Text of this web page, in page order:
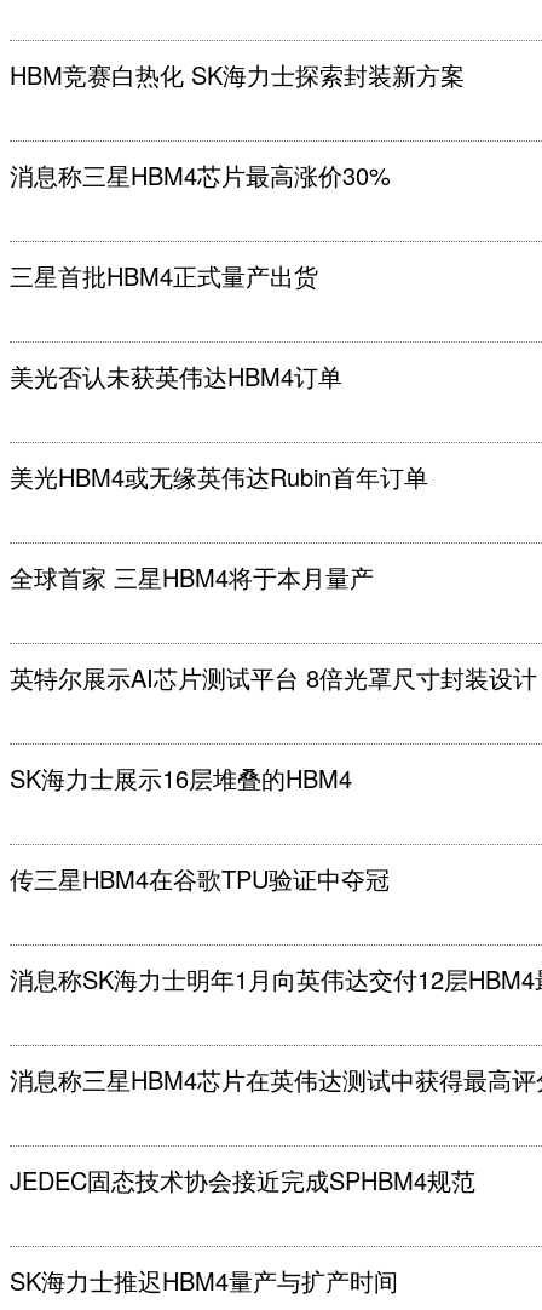
HBM竞赛白热化 SK海力士探索封装新方案
消息称三星HBM4芯片最高涨价30%
三星首批HBM4正式量产出货
美光否认未获英伟达HBM4订单
美光HBM4或无缘英伟达Rubin首年订单
全球首家 三星HBM4将于本月量产
英特尔展示AI芯片测试平台 8倍光罩尺寸封装设计
SK海力士展示16层堆叠的HBM4
传三星HBM4在谷歌TPU验证中夺冠
消息称SK海力士明年1月向英伟达交付12层
消息称三星HBM4芯片在英伟达测试中获得最高
JEDEC固态技术协会接近完成SPHBM4规范
SK海力士推迟HBM4量产与扩产时间